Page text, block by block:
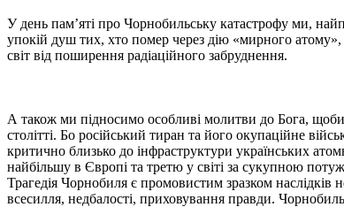
У день пам’яті про Чорнобильську катастрофу ми,
упокій душ тих, хто помер через дію «мирного
світ від поширення радіаційного забруднення.
А також ми підносимо особливі молитви до Бога,
столітті. Бо російський тиран та його окупаційне
критично близько до інфраструктури українських
найбільшу в Європі та третю у світі за сукупною
Трагедія Чорнобиля є промовистим зразком наслідків
всесилля, недбалості, приховування правди.